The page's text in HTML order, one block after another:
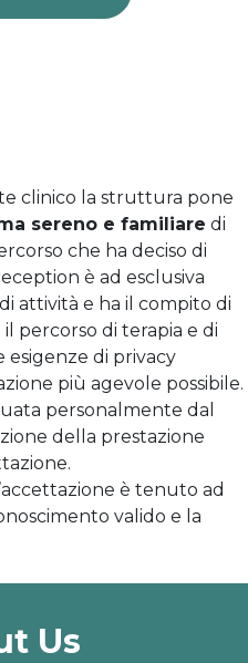
clinico la struttura pone
sereno e familiare di
che ha deciso di
è ad esclusiva
attività e ha il compito di
percorso di terapia e di
esigenze di privacy
più agevole possibile.
personalmente dal
della prestazione
è tenuto ad
valido e la
Us